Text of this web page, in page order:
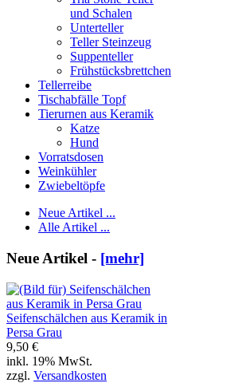
und Schalen
Unterteller
Teller Steinzeug
Suppenteller
Frühstücksbrettchen
Tellerreibe
Tischabfälle Topf
Tierurnen aus Keramik
Katze
Hund
Vorratsdosen
Weinkühler
Zwiebeltöpfe
Neue Artikel ...
Alle Artikel ...
Neue Artikel - [mehr]
Seifenschälchen aus Keramik in
Persa Grau
9,50 €
inkl. 19% MwSt.
zzgl. Versandkosten